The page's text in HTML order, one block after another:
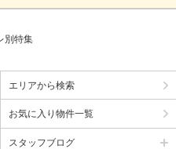
別特集
エリアから検索
お気に入り物件一覧
スタッフブログ